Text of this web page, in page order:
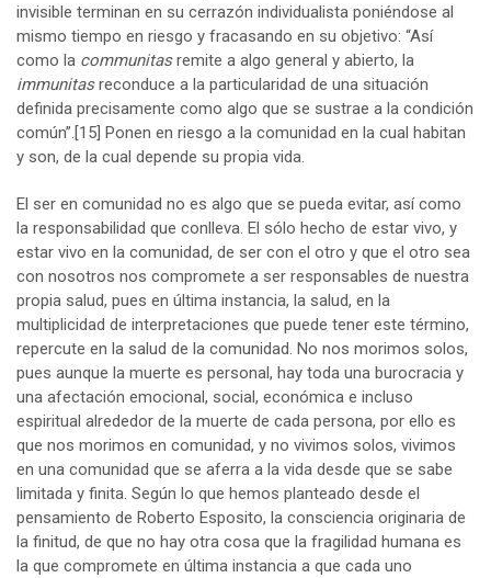
invisible terminan en su cerrazón individualista poniéndose al
mismo tiempo en riesgo y fracasando en su objetivo: “Así
como la communitasremite a algo general y abierto, la
immunitasreconduce a la particularidad de una situación
definida precisamente como algo que se sustrae a la condición
común”.[15] Ponen en riesgo a la comunidad en la cual habitan
y son, de la cual depende su propia vida.
El ser en comunidad no es algo que se pueda evitar, así como
la responsabilidad que conlleva. El sólo hecho de estar vivo, y
estar vivo en la comunidad, de ser con el otro y que el otro sea
con nosotros nos compromete a ser responsables de nuestra
propia salud, pues en última instancia, la salud, en la
multiplicidad de interpretaciones que puede tener este término,
repercute en la salud de la comunidad. No nos morimos solos,
pues aunque la muerte es personal, hay toda una burocracia y
una afectación emocional, social, económica e incluso
espiritual alrededor de la muerte de cada persona, por ello es
que nos morimos en comunidad, y no vivimos solos, vivimos
en una comunidad que se aferra a la vida desde que se sabe
limitada y finita. Según lo que hemos planteado desde el
pensamiento de Roberto Esposito, la consciencia originaria de
la finitud, de que no hay otra cosa que la fragilidad humana es
la que compromete en última instancia a que cada uno